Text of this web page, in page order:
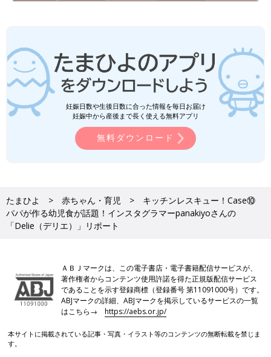
妊娠日数や生後日数に合った情報を毎日お届け
妊娠中から産後まで長く使える無料アプリ
無料ダウンロード
たまひよ 赤ちゃん・育児
キッチンレスキュー！Case⑩
パパが作る幼児食が話題！インスタグラマーpanakiyoさんの
「Delie（デリエ）」リポート
ＡＢＪマークは、この電子書店・電子書籍配信サービスが、
著作権者からコンテンツ使用許諾を得た正規版配信サービス
であることを示す登録商標（登録番号 第11091000号）です。
ABJマークの詳細、ABJマークを掲示しているサービスの一覧
はこちら→https://aebs.or.jp/
本サイトに掲載されている記事・写真・イラスト等のコンテンツの無断転載を禁じま
す。